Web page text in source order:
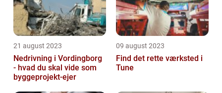
21 august 2023
Nedrivning i Vordingborg
- hvad du skal vide som
byggeprojekt-ejer
09 august 2023
Find det rette værksted i
Tune